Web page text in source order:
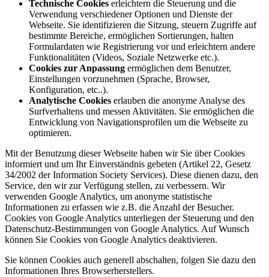
Technische Cookies erleichtern die Steuerung und die
Verwendung verschiedener Optionen und Dienste der
Webseite. Sie identifizieren die Sitzung, steuern Zugriffe auf
bestimmte Bereiche, ermöglichen Sortierungen, halten
Formulardaten wie Registrierung vor und erleichtern andere
Funktionalitäten (Videos, Soziale Netzwerke etc.).
Cookies zur Anpassung ermöglichen dem Benutzer,
Einstellungen vorzunehmen (Sprache, Browser,
Konfiguration, etc..).
Analytische Cookies erlauben die anonyme Analyse des
Surfverhaltens und messen Aktivitäten. Sie ermöglichen die
Entwicklung von Navigationsprofilen um die Webseite zu
optimieren.
Mit der Benutzung dieser Webseite haben wir Sie über Cookies
informiert und um Ihr Einverständnis gebeten (Artikel 22, Gesetz
34/2002 der Information Society Services). Diese dienen dazu, den
Service, den wir zur Verfügung stellen, zu verbessern. Wir
verwenden Google Analytics, um anonyme statistische
Informationen zu erfassen wie z.B. die Anzahl der Besucher.
Cookies von Google Analytics unterliegen der Steuerung und den
Datenschutz-Bestimmungen von Google Analytics. Auf Wunsch
können Sie Cookies von Google Analytics deaktivieren.
Sie können Cookies auch generell abschalten, folgen Sie dazu den
Informationen Ihres Browserherstellers.